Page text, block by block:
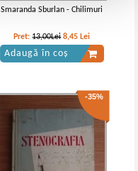
Smaranda Sburlan - Chilimuri
Pret:13,00Lei 8,45 Lei
Adaugă în coș
-35%